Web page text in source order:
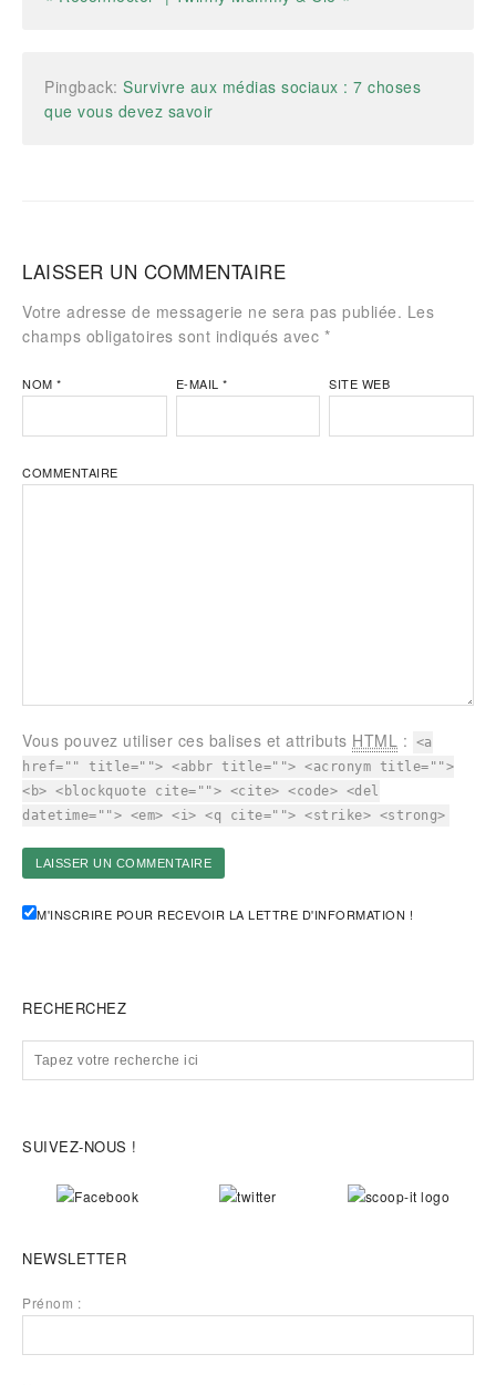
Pingback: Survivre aux médias sociaux : 7 choses
que vous devez savoir
LAISSER UN COMMENTAIRE
Votre adresse de messagerie ne sera pas publiée. Les
champs obligatoires sont indiqués avec *
NOM * E-MAIL* SITE WEB
COMMENTAIRE
Vous pouvez utiliser ces balises et attributs HTML :
<a
href="" title=""> <abbr title=""> <acronym title="">
<b> <blockquote cite=""> <cite> <code> <del
datetime=""> <em> <i> <q cite=""> <strike> <strong>
M'INSCRIRE POUR RECEVOIR LA LETTRE D'INFORMATION !
RECHERCHEZ
SUIVEZ-NOUS !
NEWSLETTER
Prénom :